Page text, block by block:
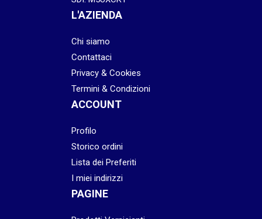
L'AZIENDA
Chi siamo
Contattaci
Privacy & Cookies
Termini & Condizioni
ACCOUNT
Profilo
Storico ordini
Lista dei Preferiti
I miei indirizzi
PAGINE